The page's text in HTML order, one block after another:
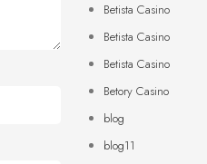
Betista Casino
Betista Casino
Betista Casino
Betory Casino
blog
blog11